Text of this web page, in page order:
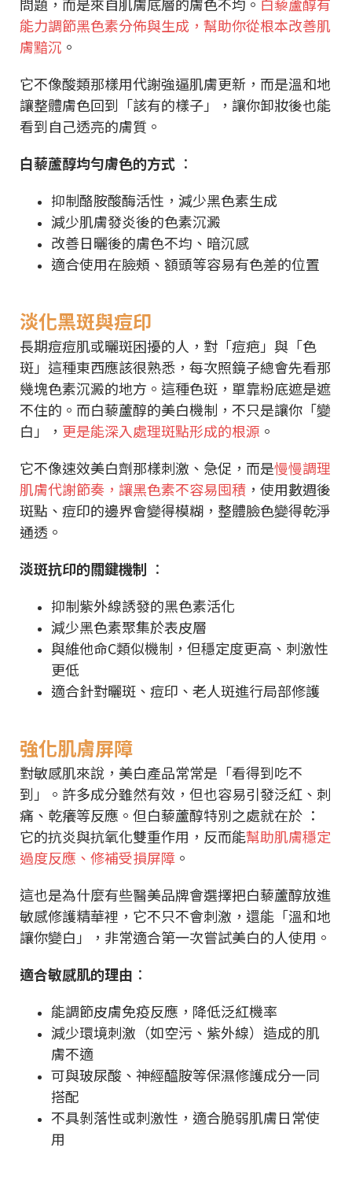
能力調節黑色素分佈與生成，幫助你從根本改善肌
膚黯沉 。
它不像酸類那樣用代謝強逼肌膚更新，而是溫和地
讓整體膚色回到「該有的樣子」，讓你卸妝後也能
看到自己透亮的膚質。
白藜蘆醇均勻膚色的方式 ：
抑制酪胺酸酶活性，減少黑色素生成
減少肌膚發炎後的色素沉澱
改善日曬後的膚色不均、暗沉感
適合使用在臉頰、額頭等容易有色差的位置
淡化黑斑與痘印
長期痘痘肌或曬斑困擾的人，對「痘疤」與「色
斑」這種東西應該很熟悉，每次照鏡子總會先看那
幾塊色素沉澱的地方。這種色斑，單靠粉底遮是遮
不住的。而白藜蘆醇的美白機制，不只是讓你「變
白」， 更是能深入處理斑點形成的根源 。
它不像速效美白劑那樣刺激、急促，而是慢慢調理
肌膚代謝節奏，讓黑色素不容易囤積 ，使用數週後
斑點、痘印的邊界會變得模糊，整體臉色變得乾淨
通透。
淡斑抗印的關鍵機制 ：
抑制紫外線誘發的黑色素活化
減少黑色素聚集於表皮層
與維他命C類似機制，但穩定度更高、刺激性
更低
適合針對曬斑、痘印、老人斑進行局部修護
強化肌膚屏障
對敏感肌來說，美白產品常常是「看得到吃不
到」。許多成分雖然有效，但也容易引發泛紅、刺
痛、乾癢等反應。但白藜蘆醇特別之處就在於 ：
它的抗炎與抗氧化雙重作用，反而能幫助肌膚穩定
過度反應、修補受損屏障 。
這也是為什麼有些醫美品牌會選擇把白藜蘆醇放進
敏感修護精華裡，它不只不會刺激，還能「溫和地
讓你變白」，非常適合第一次嘗試美白的人使用。
適合敏感肌的理由 ：
能調節皮膚免疫反應，降低泛紅機率
減少環境刺激（如空污、紫外線）造成的肌
膚不適
可與玻尿酸、神經醯胺等保濕修護成分一同
搭配
不具剝落性或刺激性，適合脆弱肌膚日常使
用